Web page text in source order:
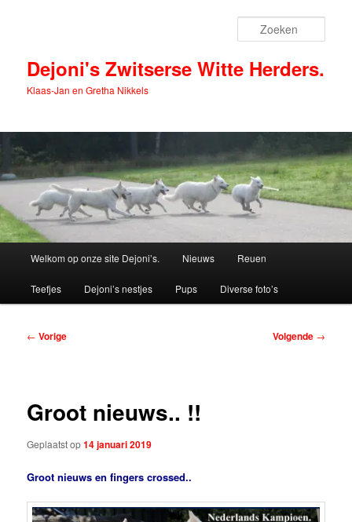
inhoudDejoni's Zwitserse Witte Herders.
Klaas-Jan en Gretha Nikkels
Welkom op onze site Dejoni’s. Nieuws Reuen
Teefjes Dejoni’s nestjes Pups Diverse foto’s
Bericht
← Vorige Volgende →
Groot nieuws.. !!
Geplaatst op14 januari 2019
Groot nieuws en fingers crossed..